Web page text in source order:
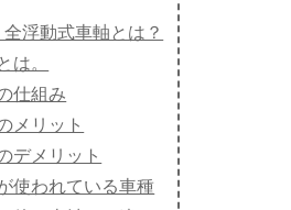
浮動式車軸とは？
は。
仕組み
メリット
デメリット
使われている車種